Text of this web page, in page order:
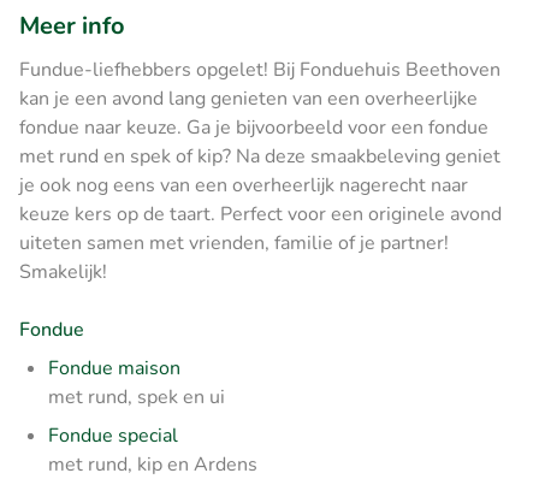
Meer info
Fundue-liefhebbers opgelet! Bij Fonduehuis Beethoven
kan je een avond lang genieten van een overheerlijke
fondue naar keuze. Ga je bijvoorbeeld voor een fondue
met rund en spek of kip? Na deze smaakbeleving geniet
je ook nog eens van een overheerlijk nagerecht naar
keuze kers op de taart. Perfect voor een originele avond
uiteten samen met vrienden, familie of je partner!
Smakelijk!
Fondue
Fondue maison
met rund, spek en ui
Fondue special
met rund, kip en Ardens